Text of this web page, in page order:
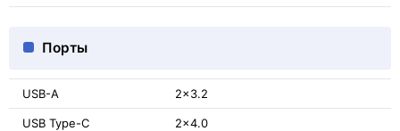
Порты
USB-A 2x3.2
USB Type-C 2x4.0